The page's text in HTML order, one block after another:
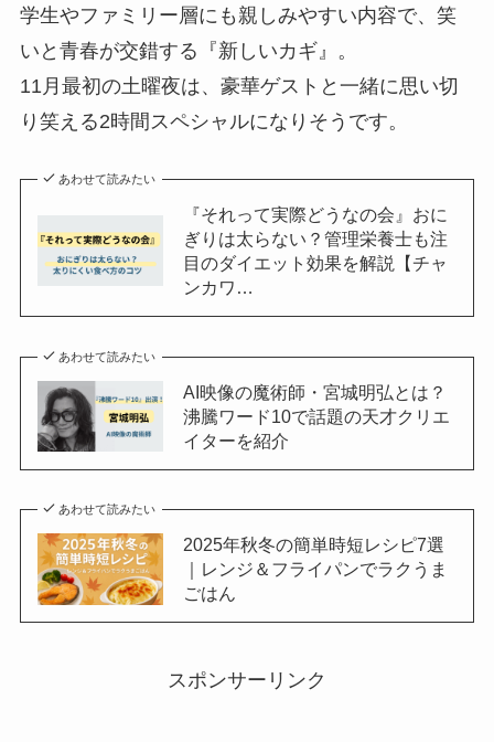
学生やファミリー層にも親しみやすい内容で、笑
いと青春が交錯する『新しいカギ』。
11月最初の土曜夜は、豪華ゲストと一緒に思い切
り笑える2時間スペシャルになりそうです。
あわせて読みたい
『それって実際どうなの会』おに
ぎりは太らない？管理栄養士も注
目のダイエット効果を解説【チャ
ンカワ…
あわせて読みたい
AI映像の魔術師・宮城明弘とは？
沸騰ワード10で話題の天才クリエ
イターを紹介
あわせて読みたい
2025年秋冬の簡単時短レシピ7選
｜レンジ＆フライパンでラクうま
ごはん
スポンサーリンク